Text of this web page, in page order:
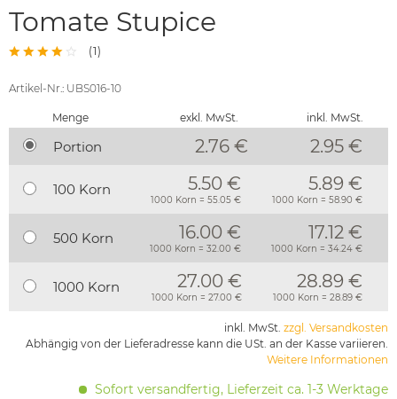
Tomate Stupice
(1)
Artikel-Nr.: UBS016-10
Menge exkl. MwSt. inkl. MwSt.
Portion 2.76 € 2.95 €
100 Korn 5.50 €
1000 Korn = 55.05 €
5.89 €
1000 Korn = 58.90 €
500 Korn 16.00 €
1000 Korn = 32.00 €
17.12 €
1000 Korn = 34.24 €
1000 Korn 27.00 €
1000 Korn = 27.00 €
28.89 €
1000 Korn = 28.89 €
inkl. MwSt. zzgl. Versandkosten
Abhängig von der Lieferadresse kann die USt. an der Kasse variieren.
Weitere Informationen
Sofort versandfertig, Lieferzeit ca. 1-3 Werktage